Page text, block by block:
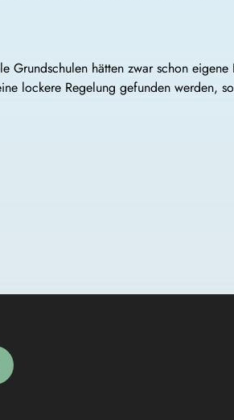
hätten zwar schon
lockere Regelung gefunden werden,